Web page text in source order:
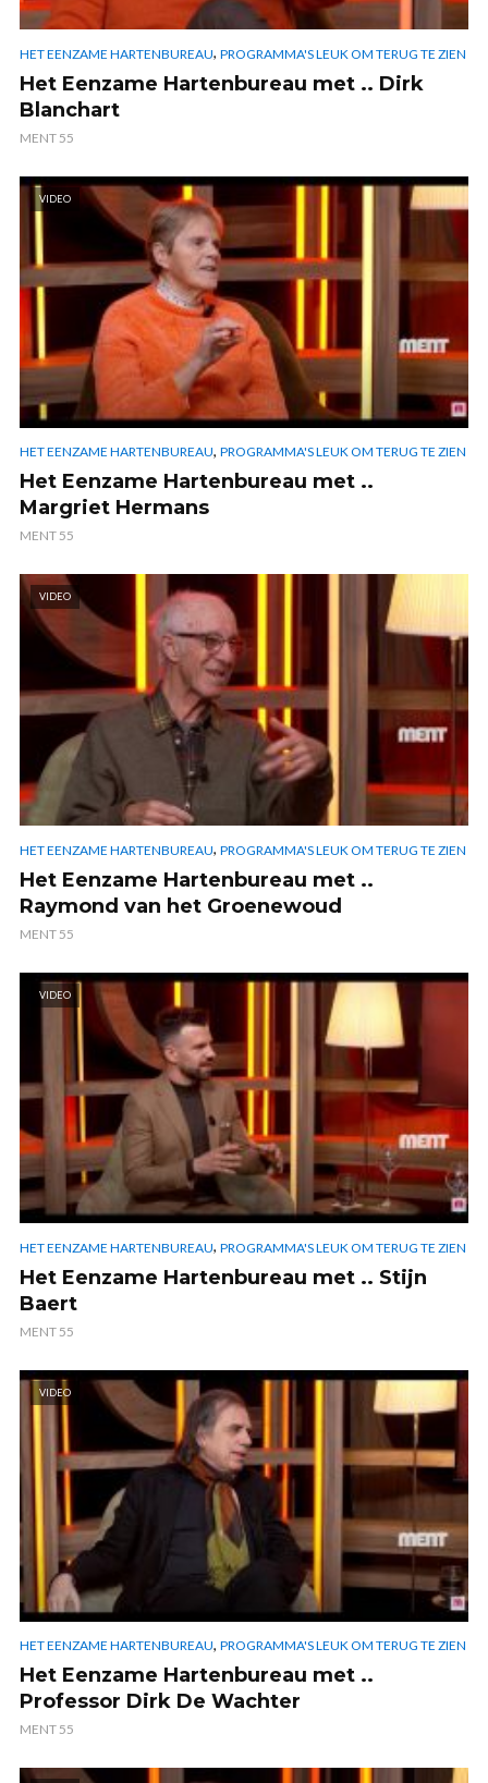
HET EENZAME HARTENBUREAU, PROGRAMMA'S LEUK OM TERUG TE ZIEN
Het Eenzame Hartenbureau met .. Dirk
Blanchart
MENT 55
VIDEO
HET EENZAME HARTENBUREAU, PROGRAMMA'S LEUK OM TERUG TE ZIEN
Het Eenzame Hartenbureau met ..
Margriet Hermans
MENT 55
VIDEO
HET EENZAME HARTENBUREAU, PROGRAMMA'S LEUK OM TERUG TE ZIEN
Het Eenzame Hartenbureau met ..
Raymond van het Groenewoud
MENT 55
VIDEO
HET EENZAME HARTENBUREAU, PROGRAMMA'S LEUK OM TERUG TE ZIEN
Het Eenzame Hartenbureau met .. Stijn
Baert
MENT 55
VIDEO
HET EENZAME HARTENBUREAU, PROGRAMMA'S LEUK OM TERUG TE ZIEN
Het Eenzame Hartenbureau met ..
Professor Dirk De Wachter
MENT 55